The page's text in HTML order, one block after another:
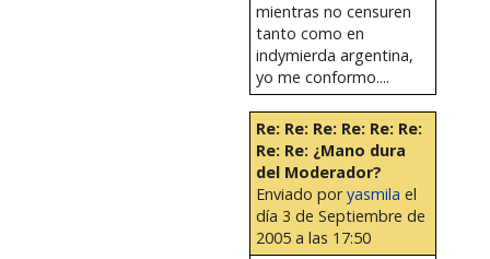
mientras no censuren
tanto como en
indymierda argentina,
yo me conformo....
Re: Re: Re: Re: Re: Re:
Re: Re: ¿Mano dura
del Moderador?
Enviado poryasmila el
día 3 de Septiembre de
2005 a las 17:50